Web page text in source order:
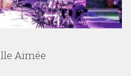
Aimée